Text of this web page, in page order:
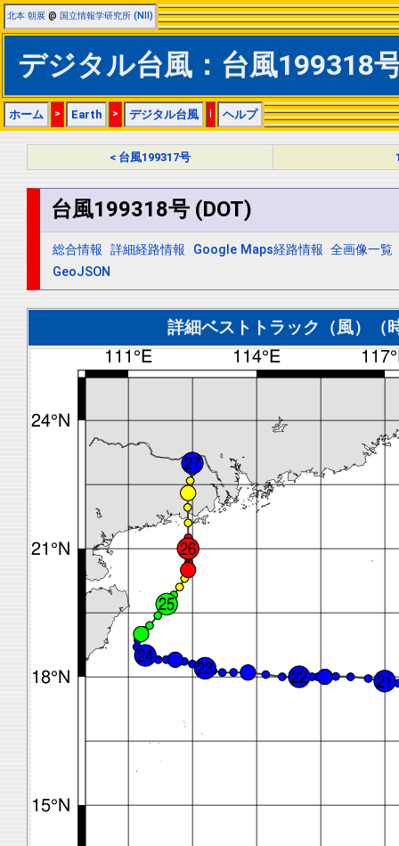
北本 朝展 @ 国立情報学研究所 (NII)
デジタル台風：台風199318
ホーム > Earth > デジタル台風 | ヘルプ
< 台風199317号
台風199318号 (DOT)
総合情報 詳細経路情報 Google Maps経路情報 全画像一覧
GeoJSON
詳細ベストトラック（風）（